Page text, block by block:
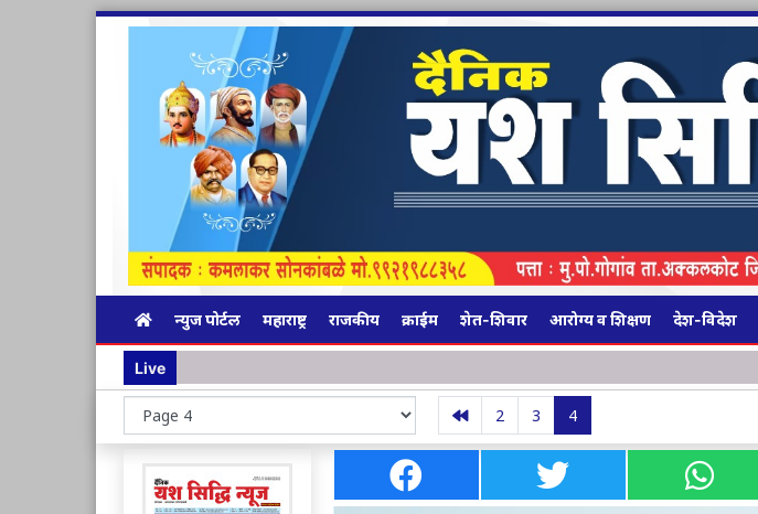
न्युज पोर्टल महाराष्ट्र राजकीय क्राईम शेत-शिवार आरोग्य व शिक्षण देश-विदेश
Live
2 3 4